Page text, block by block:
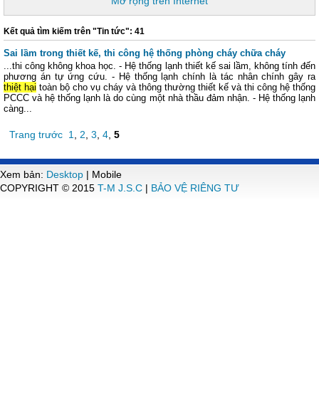
Kết quả tìm kiếm trên "Tin tức": 41
Sai lầm trong thiết kế, thi công hệ thống phòng cháy chữa cháy
...thi công không khoa học. - Hệ thống lạnh thiết kế sai lầm, không tính đến
phương án tự ứng cứu. - Hệ thống lạnh chính là tác nhân chính gây ra
thiệt hại toàn bộ cho vụ cháy và thông thường thiết kế và thi công hệ thống
PCCC và hệ thống lạnh là do cùng một nhà thầu đảm nhận. - Hệ thống lạnh
càng...
Trang trước 1 2 3 4 5
Xem bản: Desktop | Mobile
COPYRIGHT © 2015 T-M J.S.C | BẢO VỆ RIÊNG TƯ